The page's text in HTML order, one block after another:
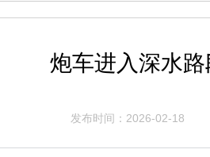
炮车进入深水
发布时间：2026-02-18